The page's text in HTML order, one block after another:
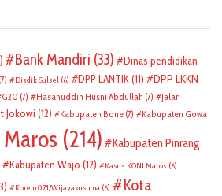
Bank Mandiri (33)
Dinas pendidikan
(7) Disdik Sulsel (6) DPP LANTIK(11)
DPP LKKN
G20 (7) Hasanuddin Husni Abdullah (7)
Jalan
Jokowi (12) Kabupaten Bone (7) Kabupaten Gowa
(214)
Kabupaten Pinrang
Kabupaten Wajo (12) Kasus KONI Maros (6)
Korem 071/Wijayakusuma (6)
Kota